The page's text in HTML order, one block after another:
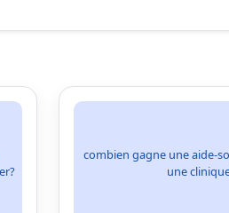
combien gagne une aide-
une